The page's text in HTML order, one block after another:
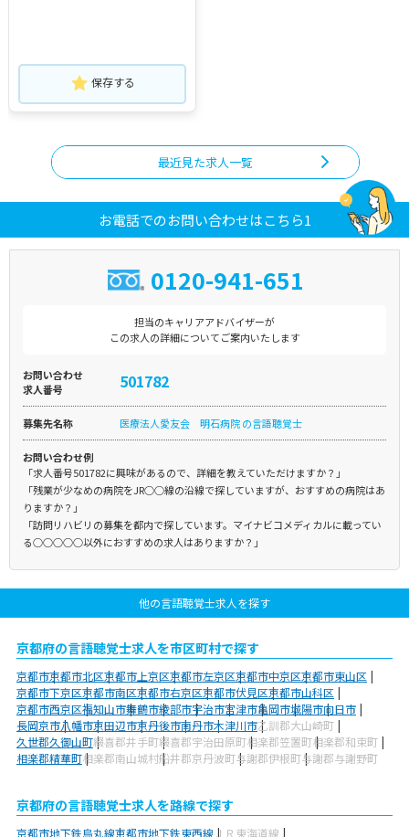
保存する
最近見た求人一覧
お電話でのお問い合わせはこちら1
0120-941-651
担当のキャリアアドバイザーが
この求人の詳細についてご案内いたします
お問い合わせ
求人番号
501782
募集先名称 医療法人愛友会 明石病院 の言語聴覚士
お問い合わせ例
「求人番号501782に興味があるので、詳細を教えていただけますか？」
「残業が少なめの病院をJR○○線の沿線で探していますが、おすすめの病院はあ
りますか？」
「訪問リハビリの募集を都内で探しています。マイナビコメディカルに載ってい
る○○○○○以外におすすめの求人はありますか？」
他の言語聴覚士求人を探す
京都府の言語聴覚士求人を市区町村で探す
京都市京都市北区京都市上京区京都市左京区京都市中京区京都市東山区
京都市下京区京都市南区京都市右京区京都市伏見区京都市山科区
京都市西京区福知山市舞鶴市綾部市宇治市宮津市亀岡市城陽市向日市
長岡京市八幡市京田辺市京丹後市南丹市木津川市乙訓郡大山崎町
久世郡久御山町綴喜郡井手町綴喜郡宇治田原町相楽郡笠置町相楽郡和束町
相楽郡精華町相楽郡南山城村船井郡京丹波町与謝郡伊根町与謝郡与謝野町
京都府の言語聴覚士求人を路線で探す
京都市地下鉄烏丸線京都市地下鉄東西線 ＪＲ東海道線